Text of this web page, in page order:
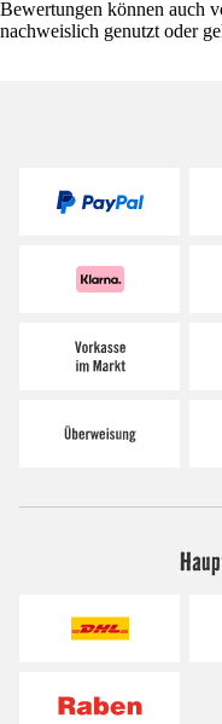
Bewertungen können auch
nachweislich genutzt oder